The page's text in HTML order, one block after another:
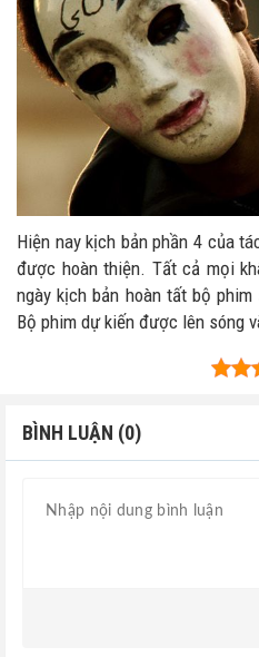
Hiện nay kịch bản phần 4 của
được hoàn thiện. Tất cả mọi
ngày kịch bản hoàn tất bộ
Bộ phim dự kiến được lên sóng
BÌNH LUẬN (0)